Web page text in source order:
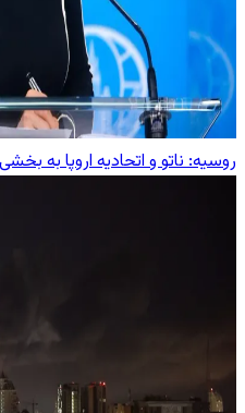
روسیه: ناتو و اتحادیه اروپا به